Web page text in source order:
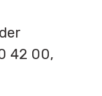
42 00,